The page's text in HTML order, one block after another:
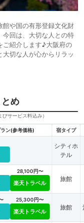
館や国の有形登録文化財
今回は、大切な人との特
ご紹介します♪大阪府の
切な人が心からリラッ
め
サービス料込み）
ン(参考価格) 宿タイプ
シティホ
テル
28,100円〜
楽天トラベル
旅館
25,300円〜
楽天トラベル
旅館